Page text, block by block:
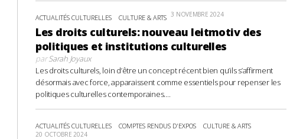
ACTUALITÉS CULTURELLES CULTURE & ARTS 3 NOVEMBRE 2024
Les droits culturels: nouveau leitmotiv des
politiques et institutions culturelles
parSarah Joyaux
Les droits culturels, loin d’être un concept récent bien qu’ils s’affirment
désormais avec force, apparaissent comme essentiels pour repenser les
politiques culturelles contemporaines....
ACTUALITÉS CULTURELLES COMPTES RENDUS D'EXPOS CULTURE & ARTS
20 OCTOBRE 2024